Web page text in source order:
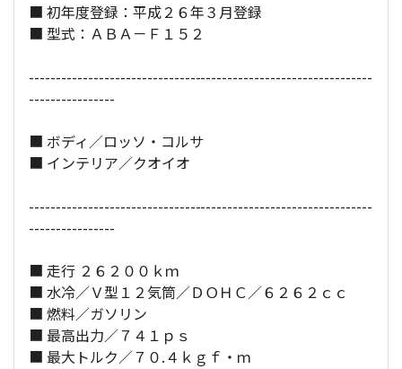
■ 初年度登録：平成２６年３月登録
■ 型式：ＡＢＡ－Ｆ１５２
----------------------------------------------------------------
----------------
■ ボディ／ロッソ・コルサ
■ インテリア／クオイオ
----------------------------------------------------------------
----------------
■ 走行 ２６２００ｋｍ
■ 水冷／Ｖ型１２気筒／ＤＯＨＣ／６２６２ｃｃ
■ 燃料／ガソリン
■ 最高出力／７４１ｐｓ
■ 最大トルク／７０.４ｋｇｆ・ｍ